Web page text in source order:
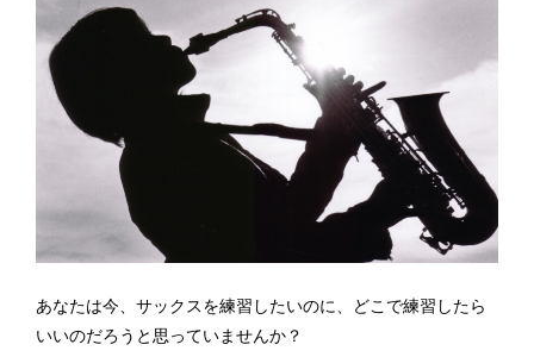
あなたは今、サックスを練習したいのに、どこで練習したら
いいのだろうと思っていませんか？